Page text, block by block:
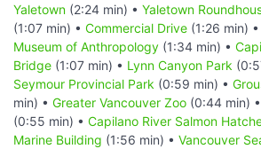
Yaletown (2:24 min) • Yaletown
(1:07 min) • Commercial Drive (1:26 min) •
Museum of Anthropology (1:34 min) •
Bridge (1:07 min) • Lynn Canyon Park
Seymour Provincial Park (0:59 min) •
min) • Greater Vancouver Zoo (0:44 min) •
(0:55 min) • Capilano River Salmon
Marine Building (1:56 min) • Vancouver